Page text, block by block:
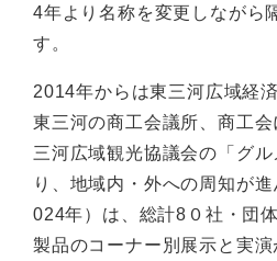
4年より名称を変更しながら
す。
2014年からは東三河広域経
東三河の商工会議所、商工
三河広域観光協議会の「グ
り、地域内・外への周知が
024年）は、総計8０社・団
製品のコーナー別展示と実